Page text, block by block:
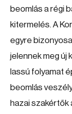
beomlás a régi
kitermelés. A
egyre
jelennek meg új
lassú folyamat
beomlás
hazai szakértők